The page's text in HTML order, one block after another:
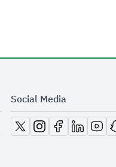
Social Media
opens in new window
opens in new window
opens in new window
opens in new
opens